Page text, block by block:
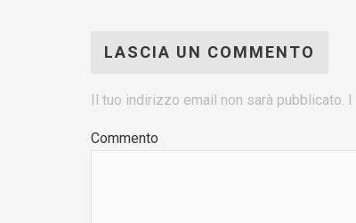
LASCIA UN COMMENTO
Il tuo indirizzo email non sarà pubblicato.
Commento